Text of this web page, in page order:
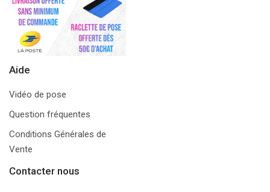
Aide
Vidéo de pose
Question fréquentes
Conditions Générales de
Vente
Contacter nous